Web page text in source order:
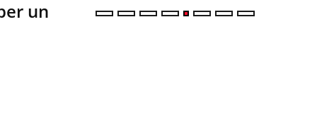
un